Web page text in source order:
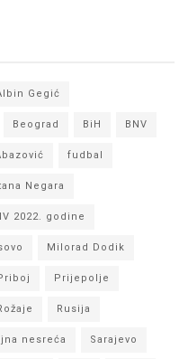
Gegić
Beograd BiH BNV
fudbal
Negara
2022. godine
Milorad Dodik
Prijepolje
Rusija
nesreća Sarajevo